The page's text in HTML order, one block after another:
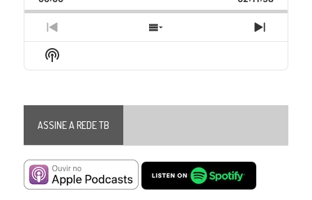
Previous
Episode
Show
Episodes
Next
Episode
Show
Podcast
ASSINE A REDE TB